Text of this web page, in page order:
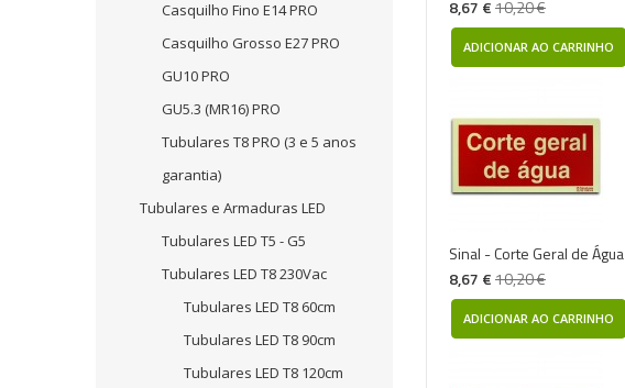
Casquilho Fino E14 PRO
Casquilho Grosso E27 PRO
GU10 PRO
GU5.3 (MR16) PRO
Tubulares T8 PRO (3 e 5 anos
garantia)
Tubulares e Armaduras LED
Tubulares LED T5 - G5
Tubulares LED T8 230Vac
Tubulares LED T8 60cm
Tubulares LED T8 90cm
Tubulares LED T8 120cm
8,67 €10,20 €
ADICIONAR AO CARRINHO
Sinal - Corte Geral de Água
8,67 €10,20 €
ADICIONAR AO CARRINHO